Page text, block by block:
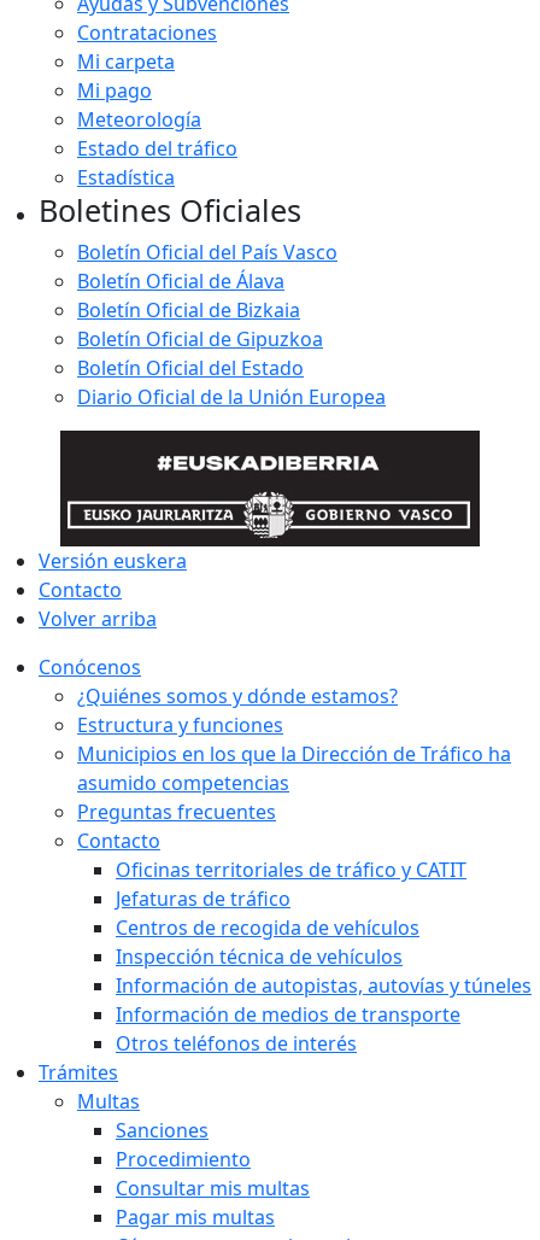
Contrataciones
Mi carpeta
Mi pago
Meteorología
Estado del tráfico
Estadística
Boletines Oficiales
Boletín Oficial del País Vasco
Boletín Oficial de Álava
Boletín Oficial de Bizkaia
Boletín Oficial de Gipuzkoa
Boletín Oficial del Estado
Diario Oficial de la Unión Europea
Versión euskera
Contacto
Volver arriba
Conócenos
¿Quiénes somos y dónde estamos?
Estructura y funciones
Municipios en los que la Dirección de Tráfico ha
asumido competencias
Preguntas frecuentes
Contacto
Oficinas territoriales de tráfico y CATIT
Jefaturas de tráfico
Centros de recogida de vehículos
Inspección técnica de vehículos
Información de autopistas, autovías y túneles
Información de medios de transporte
Otros teléfonos de interés
Trámites
Multas
Sanciones
Procedimiento
Consultar mis multas
Pagar mis multas